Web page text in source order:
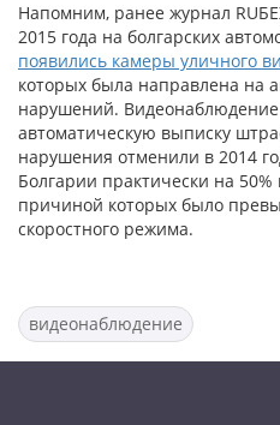
Напомним, ранее журнал
2015 года на болгарских
появились камеры уличного
которых была направлена на
нарушений. Видеонаблюдение
автоматическую выписку
нарушения отменили в 2014
Болгарии практически на
причиной которых было
скоростного режима.
видеонаблюдение